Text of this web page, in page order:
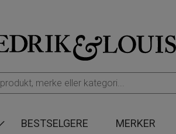
BESTSELGERE MERKER